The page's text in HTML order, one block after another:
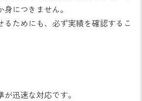
につきません。
るためにも、必ず実績を確認するこ
迅速な対応です。